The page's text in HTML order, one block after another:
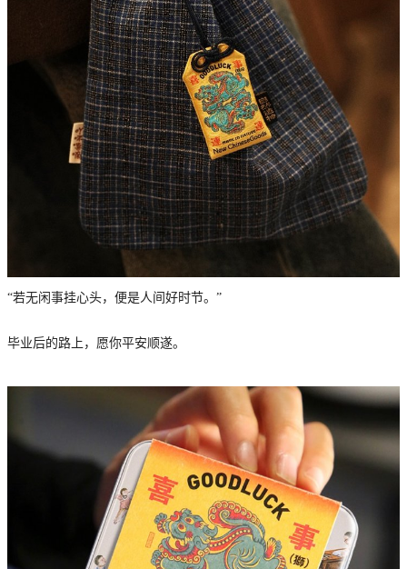
“若无闲事挂心头，便是人间好时节。”
毕业后的路上，愿你平安顺遂。